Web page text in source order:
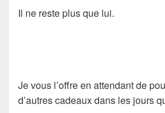
Il ne reste plus que lui.
Je vous l’offre en attendant de
d’autres cadeaux dans les jours